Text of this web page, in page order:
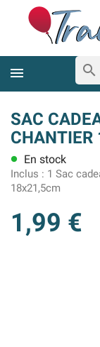
search
SAC
lens En stock
Inclus : 1 Sac
18x21,5cm
1,99 €